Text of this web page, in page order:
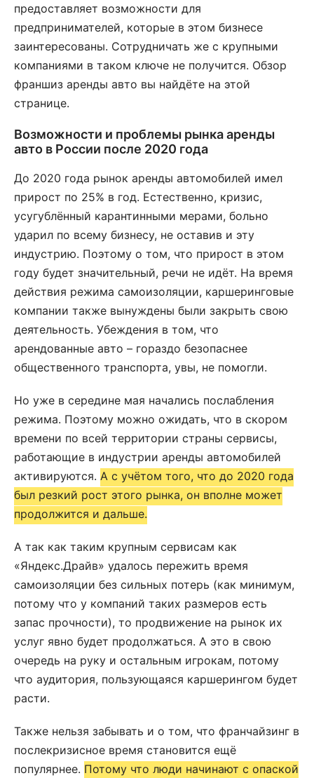
предоставляет возможности для
предпринимателей, которые в этом бизнесе
заинтересованы. Сотрудничать же с крупными
компаниями в таком ключе не получится. Обзор
франшиз аренды авто вы найдёте на этой
странице.
Возможности и проблемы рынка аренды
авто в России после 2020 года
До 2020 года рынок аренды автомобилей имел
прирост по 25% в год. Естественно, кризис,
усугублённый карантинными мерами, больно
ударил по всему бизнесу, не оставив и эту
индустрию. Поэтому о том, что прирост в этом
году будет значительный, речи не идёт. На время
действия режима самоизоляции, каршеринговые
компании также вынуждены были закрыть свою
деятельность. Убеждения в том, что
арендованные авто – гораздо безопаснее
общественного транспорта, увы, не помогли.
Но уже в середине мая начались послабления
режима. Поэтому можно ожидать, что в скором
времени по всей территории страны сервисы,
работающие в индустрии аренды автомобилей
активируются. А с учётом того, что до 2020 года
был резкий рост этого рынка, он вполне может
продолжится и дальше.
А так как таким крупным сервисам как
«Яндекс.Драйв» удалось пережить время
самоизоляции без сильных потерь (как минимум,
потому что у компаний таких размеров есть
запас прочности), то продвижение на рынок их
услуг явно будет продолжаться. А это в свою
очередь на руку и остальным игрокам, потому
что аудитория, пользующаяся каршерингом будет
расти.
Также нельзя забывать и о том, что франчайзинг в
послекризисное время становится ещё
популярнее. Потому что люди начинают с опаской